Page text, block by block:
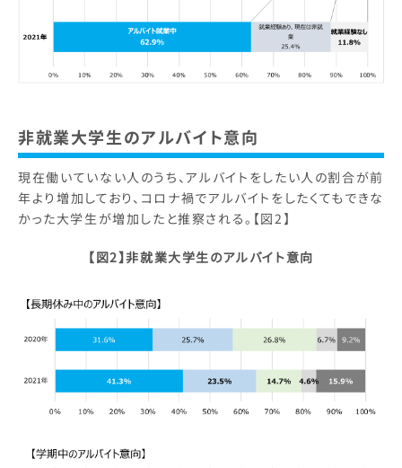
非就業大学生のアルバイト意向
現在働いていない人のうち、アルバイトをしたい人の割合が前
年より増加しており、コロナ禍でアルバイトをしたくてもできな
かった大学生が増加したと推察される。【図2】
【図2】非就業大学生のアルバイト意向